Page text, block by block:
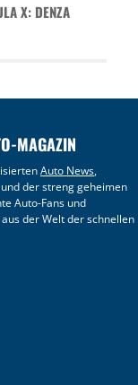
X: DENZA
MAGAZIN
Auto News,
der streng geheimen
Auto-Fans und
der Welt der schnellen